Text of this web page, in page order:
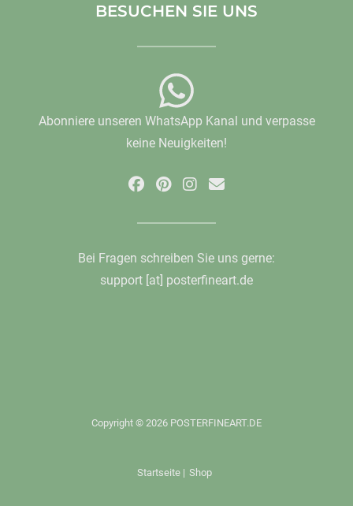
BESUCHEN SIE UNS
Abonniere unseren WhatsApp Kanal und verpasse
keine Neuigkeiten!
Bei Fragen schreiben Sie uns gerne:
support [at] posterfineart.de
Copyright © 2026 POSTERFINEART.DE
Startseite | Shop